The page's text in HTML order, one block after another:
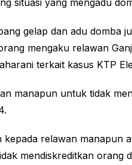
gelap dan adu domba
mengaku relawan
terkait kasus KTP
manapun untuk tidak
kepada relawan manapun
mendiskreditkan orang